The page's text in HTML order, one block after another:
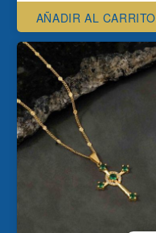
AÑADIR AL CARRITO